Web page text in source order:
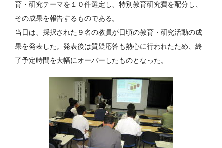
育・研究テーマを１０件選定し、特別教育研究費を配分し、
その成果を報告するものである。
当日は、採択された９名の教員が日頃の教育・研究活動の成
果を発表した。発表後は質疑応答も熱心に行われたため、終
了予定時間を大幅にオーバーしたものとなった。